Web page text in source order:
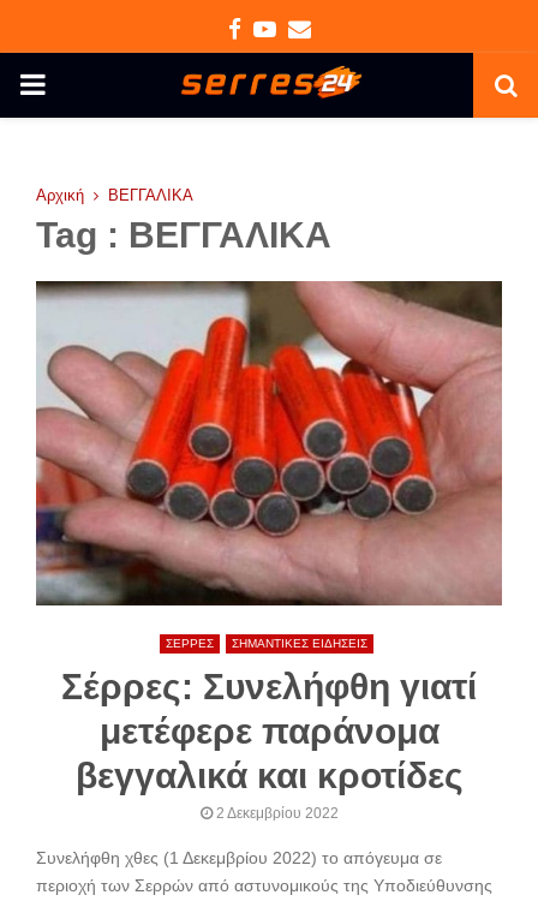
Facebook
Youtube
Email
PRIMARY
Αρχική ΒΕΓΓΑΛΙΚΑ
Tag : ΒΕΓΓΑΛΙΚΑ
ΣΕΡΡΕΣ ΣΗΜΑΝΤΙΚΕΣ ΕΙΔΗΣΕΙΣ
Σέρρες: Συνελήφθη γιατί
μετέφερε παράνομα
βεγγαλικά και κροτίδες
2 Δεκεμβρίου 2022
Συνελήφθη χθες (1 Δεκεμβρίου 2022) το απόγευμα σε
περιοχή των Σερρών από αστυνομικούς της Υποδιεύθυνσης